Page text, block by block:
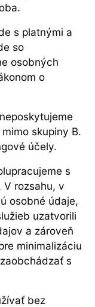
s platnými a
so
osobných
o
skupiny B.
účely.
s
rozsahu, v
osobné údaje,
uzatvorili
a zároveň
minimalizáciu
s
bez